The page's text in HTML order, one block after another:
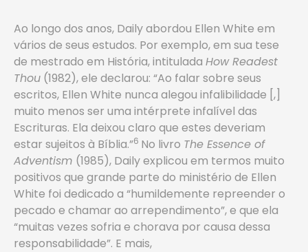
Ao longo dos anos, Daily abordou Ellen White em
vários de seus estudos. Por exemplo, em sua tese
de mestrado em História, intitulada How Readest
Thou (1982), ele declarou: “Ao falar sobre seus
escritos, Ellen White nunca alegou infalibilidade [,]
muito menos ser uma intérprete infalível das
Escrituras. Ela deixou claro que estes deveriam
estar sujeitos à Bíblia.”6 No livro The Essence of
Adventism (1985), Daily explicou em termos muito
positivos que grande parte do ministério de Ellen
White foi dedicado a “humildemente repreender o
pecado e chamar ao arrependimento”, e que ela
“muitas vezes sofria e chorava por causa dessa
responsabilidade”. E mais,